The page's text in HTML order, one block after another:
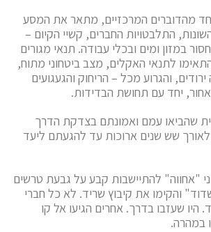
מהדוברים המרכזיים, מתאר את המסע
התלבטויות החברים, קשיי הקיום –
במזון ומים ובכלי עבודה. תנאי מגורים
לתנאי האקלים, מצב ביטחוני מתוח,
והגרוע מכל – הריחוק והגעגועים
יחד עם תחושת הבדידות.
שהביאו עמם ואמונתם בצדקת הדרך
שש שנים ארוכות עד להגעתם ליעד
ראשוני "אחווה" להתיישבות קבע על גבעת טרשים
והקימו את קיבוץ שריד. לא כל חברי
היו שעזבו בדרך. אחרים הגיעו אל קו
במהרה.